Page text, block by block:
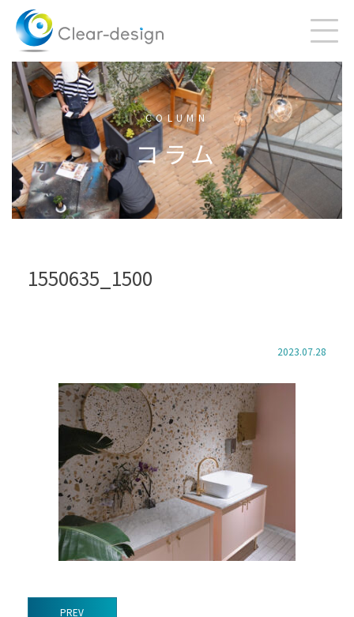
content
COLUMN
コラム
1550635_1500
2023.07.28
PREV